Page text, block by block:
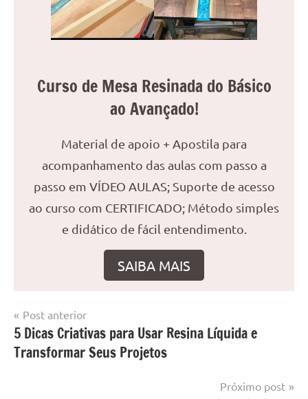
Curso de Mesa Resinada do Básico
ao Avançado!
Material de apoio + Apostila para
acompanhamento das aulas com passo a
passo em VÍDEO AULAS; Suporte de acesso
ao curso com CERTIFICADO; Método simples
e didático de fácil entendimento.
SAIBA MAIS
Marcado
com
mesa
Mesa
resinada
Navegação
de
Post
Post anterior
5 Dicas Criativas para Usar Resina Líquida e
Transformar Seus Projetos
Próximo post